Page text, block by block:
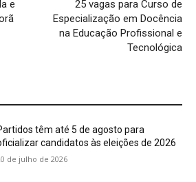
e
25 vagas para Curso de
Especialização em Docência
na Educação Profissional e
Tecnológica
têm até 5 de agosto para
candidatos às eleições de 2026
de julho de 2026